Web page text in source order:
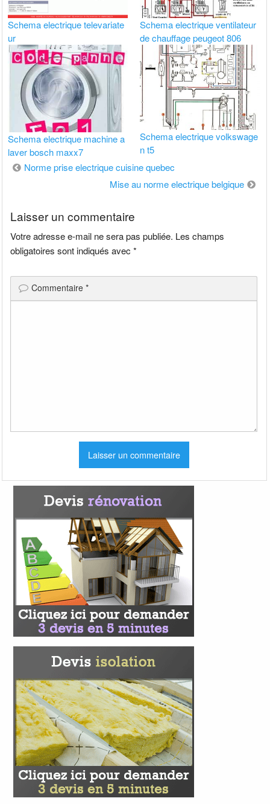
Schema electrique televariate
ur
Schema electrique ventilateur
de chauffage peugeot 806
Schema electrique machine a
laver bosch maxx7
Schema electrique volkswage
n t5
Navigation
Norme prise electrique cuisine quebec
Mise au norme electrique belgique
Laisser un commentaire
Votre adresse e-mail ne sera pas publiée. Les champs
obligatoires sont indiqués avec*
Commentaire*